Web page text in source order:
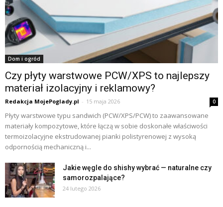
Dom i ogród
Czy płyty warstwowe PCW/XPS to najlepszy
materiał izolacyjny i reklamowy?
Redakcja MojePoglady.pl - 15 maja 2026 0
Płyty warstwowe typu sandwich (PCW/XPS/PCW) to zaawansowane
materiały kompozytowe, które łączą w sobie doskonałe właściwości
termoizolacyjne ekstrudowanej pianki polistyrenowej z wysoką
odpornością mechaniczną i...
Jakie węgle do shishy wybrać — naturalne czy
samorozpalające?
24 lutego 2026